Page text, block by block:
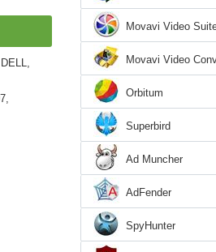
Movavi Video
Movavi Video
Orbitum
Superbird
Ad Muncher
AdFender
SpyHunter